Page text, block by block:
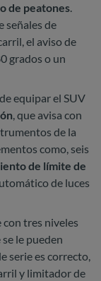
de peatones.
señales de
el aviso de
grados o un
equipar el SUV
, que avisa con
de la
como, seis
de límite de
de luces
tres niveles
se le pueden
serie es correcto,
y limitador de